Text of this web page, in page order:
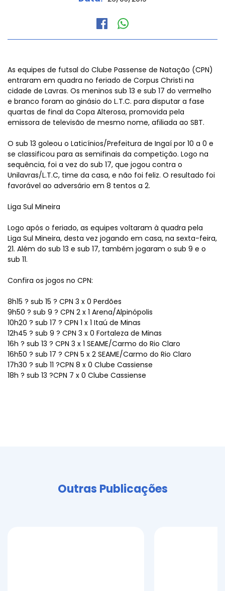
As equipes de futsal do Clube Passense de Natação (CPN)
entraram em quadra no feriado de Corpus Christi na
cidade de Lavras. Os meninos sub 13 e sub 17 do vermelho
e branco foram ao ginásio do L.T.C. para disputar a fase
quartas de final da Copa Alterosa, promovida pela
emissora de televisão de mesmo nome, afiliada ao SBT.
O sub 13 goleou o Laticínios/Prefeitura de Ingaí por 10 a 0 e
se classificou para as semifinais da competição. Logo na
sequência, foi a vez do sub 17, que jogou contra o
Unilavras/L.T.C, time da casa, e não foi feliz. O resultado foi
favorável ao adversário em 8 tentos a 2.
Liga Sul Mineira
Logo após o feriado, as equipes voltaram à quadra pela
Liga Sul Mineira, desta vez jogando em casa, na sexta-feira,
21. Além do sub 13 e sub 17, também jogaram o sub 9 e o
sub 11.
Confira os jogos no CPN:
8h15 ? sub 15 ? CPN 3 x 0 Perdões
9h50 ? sub 9 ? CPN 2 x 1 Arena/Alpinópolis
10h20 ? sub 17 ? CPN 1 x 1 Itaú de Minas
12h45 ? sub 9 ? CPN 3 x 0 Fortaleza de Minas
16h ? sub 13 ? CPN 3 x 1 SEAME/Carmo do Rio Claro
16h50 ? sub 17 ? CPN 5 x 2 SEAME/Carmo do Rio Claro
17h30 ? sub 11 ?CPN 8 x 0 Clube Cassiense
18h ? sub 13 ?CPN 7 x 0 Clube Cassiense
Outras Publicações